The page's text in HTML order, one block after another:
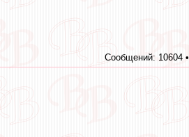
Сообщений: 10604 •